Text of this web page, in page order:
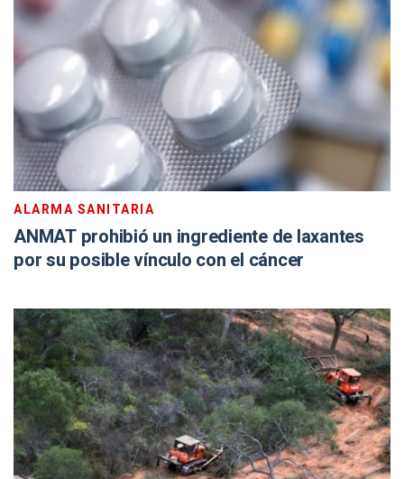
ALARMA SANITARIA
ANMAT prohibió un ingrediente de laxantes
por su posible vínculo con el cáncer